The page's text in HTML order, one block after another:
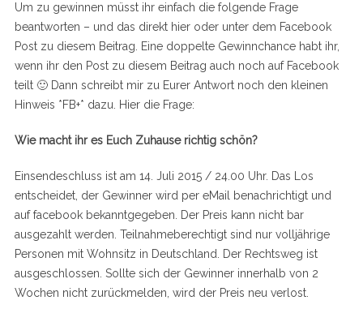
Um zu gewinnen müsst ihr einfach die folgende Frage
beantworten – und das direkt hier oder unter dem Facebook
Post zu diesem Beitrag. Eine doppelte Gewinnchance habt ihr,
wenn ihr den Post zu diesem Beitrag auch noch auf Facebook
teilt 🙂 Dann schreibt mir zu Eurer Antwort noch den kleinen
Hinweis *FB+* dazu. Hier die Frage:
Wie macht ihr es Euch Zuhause richtig schön?
Einsendeschluss ist am 14. Juli 2015 / 24.00 Uhr. Das Los
entscheidet, der Gewinner wird per eMail benachrichtigt und
auf facebook bekanntgegeben. Der Preis kann nicht bar
ausgezahlt werden. Teilnahmeberechtigt sind nur volljährige
Personen mit Wohnsitz in Deutschland. Der Rechtsweg ist
ausgeschlossen. Sollte sich der Gewinner innerhalb von 2
Wochen nicht zurückmelden, wird der Preis neu verlost.